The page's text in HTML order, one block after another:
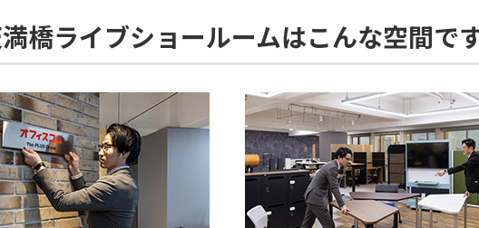
橋ライブショールームはこんな空間で